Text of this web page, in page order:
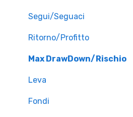
Segui/Seguaci
Ritorno/Profitto
Max DrawDown/Rischio
Leva
Fondi